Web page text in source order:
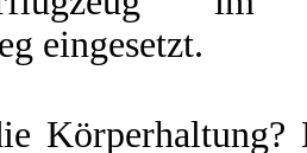
eingesetzt.
Körperhaltung?